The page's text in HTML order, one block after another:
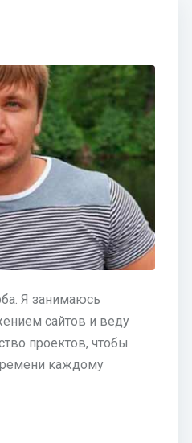
Я занимаюсь
сайтов и веду
проектов, чтобы
каждому